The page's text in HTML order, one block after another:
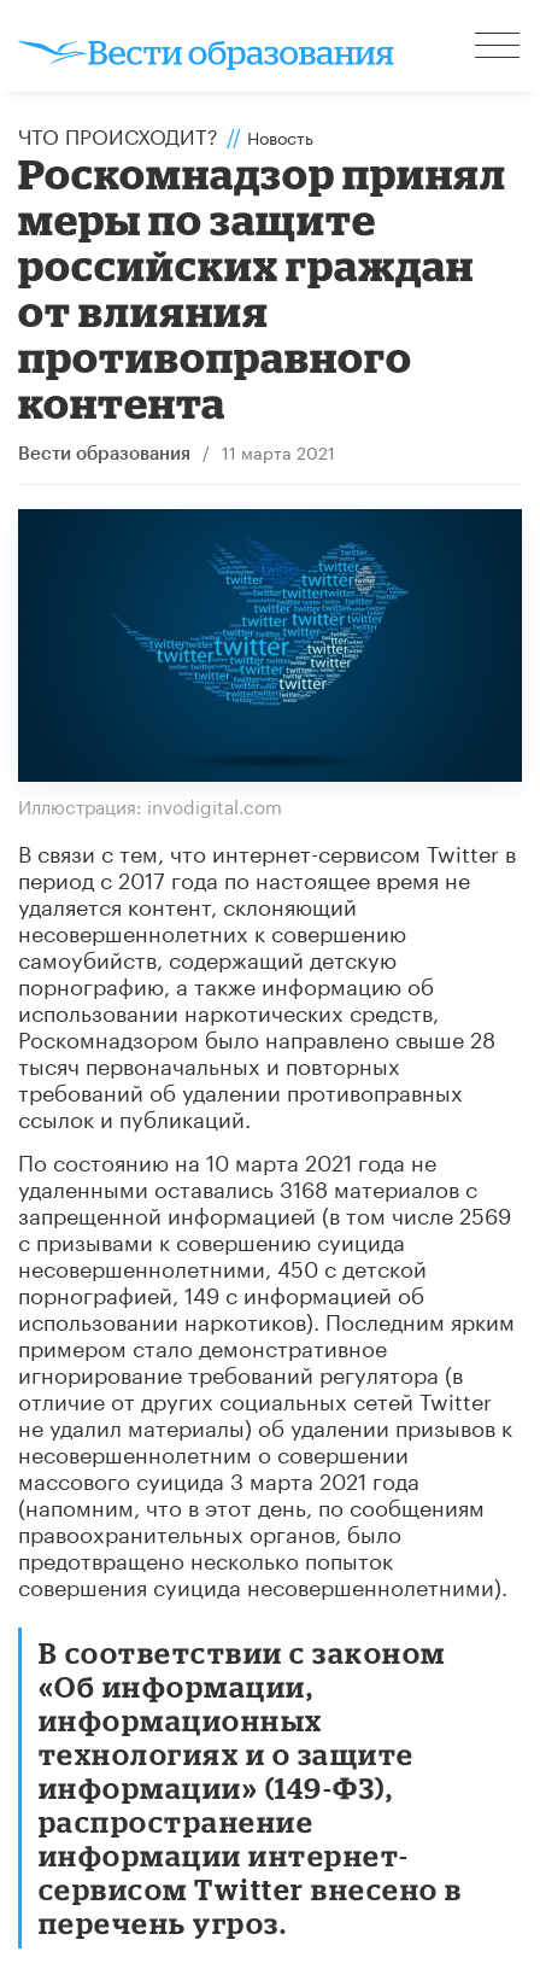
ЧТО ПРОИСХОДИТ? // Новость
Роскомнадзор принял
меры по защите
российских граждан
от влияния
противоправного
контента
Вести образования / 11 марта 2021
Иллюстрация: invodigital.com
В связи с тем, что интернет-сервисом Twitter в
период с 2017 года по настоящее время не
удаляется контент, склоняющий
несовершеннолетних к совершению
самоубийств, содержащий детскую
порнографию, а также информацию об
использовании наркотических средств,
Роскомнадзором было направлено свыше 28
тысяч первоначальных и повторных
требований об удалении противоправных
ссылок и публикаций.
По состоянию на 10 марта 2021 года не
удаленными оставались 3168 материалов с
запрещенной информацией (в том числе 2569
с призывами к совершению суицида
несовершеннолетними, 450 с детской
порнографией, 149 с информацией об
использовании наркотиков). Последним ярким
примером стало демонстративное
игнорирование требований регулятора (в
отличие от других социальных сетей Twitter
не удалил материалы) об удалении призывов к
несовершеннолетним о совершении
массового суицида 3 марта 2021 года
(напомним, что в этот день, по сообщениям
правоохранительных органов, было
предотвращено несколько попыток
совершения суицида несовершеннолетними).
В соответствии с законом
«Об информации,
информационных
технологиях и о защите
информации» (149-ФЗ),
распространение
информации интернет-
сервисом Twitter внесено в
перечень угроз.